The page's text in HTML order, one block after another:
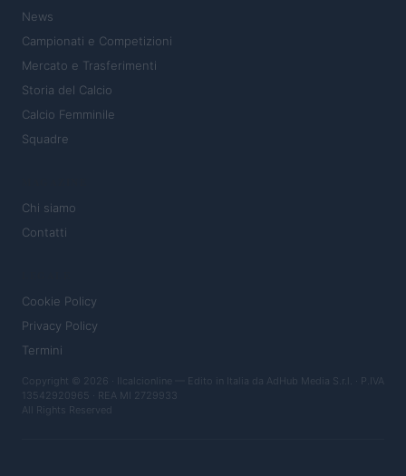
News
Campionati e Competizioni
Mercato e Trasferimenti
Storia del Calcio
Calcio Femminile
Squadre
Chi siamo
Contatti
Cookie Policy
Privacy Policy
Termini
Copyright © 2026 · Ilcalcionline — Edito in Italia da AdHub Media S.r.l. · P.IVA
13542920965 · REA MI 2729933
All Rights Reserved